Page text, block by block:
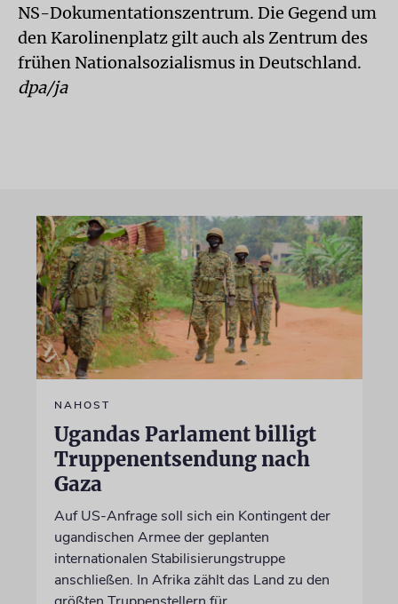
NS-Dokumentationszentrum. Die Gegend um
den Karolinenplatz gilt auch als Zentrum des
frühen Nationalsozialismus in Deutschland.
dpa/ja
NAHOST
Ugandas Parlament billigt
Truppenentsendung nach
Gaza
Auf US-Anfrage soll sich ein Kontingent der
ugandischen Armee der geplanten
internationalen Stabilisierungstruppe
anschließen. In Afrika zählt das Land zu den